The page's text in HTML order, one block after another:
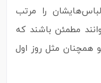
را مرتب
مطمئن باشند که
مثل روز اول